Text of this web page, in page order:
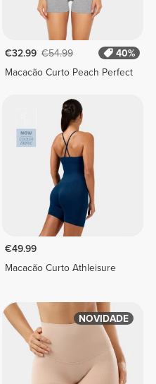
€32.99 €54.99
40%
Macacão Curto Peach Perfect
€49.99
Macacão Curto Athleisure
NOVIDADE